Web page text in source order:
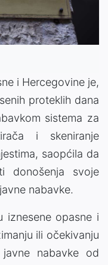
i Hercegovine je,
proteklih dana
sistema za
i skeniranje
saopćila da
donošenja svoje
nabavke.
iznesene opasne i
ili očekivanju
nabavke od